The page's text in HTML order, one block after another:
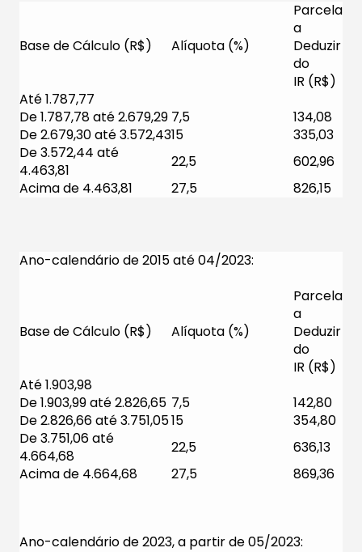
Base de Cálculo (R$) Alíquota (%)
Parcela
a
Deduzir
do
IR (R$)
Até 1.787,77
De 1.787,78 até 2.679,29 7,5
134,08
De 2.679,30 até 3.572,4315
335,03
De 3.572,44 até
4.463,81
22,5
602,96
Acima de 4.463,81
27,5 826,15
Ano-calendário de 2015 até 04/2023:
Base de Cálculo (R$) Alíquota (%)
Parcela
a
Deduzir
do
IR (R$)
Até 1.903,98
De 1.903,99 até 2.826,65 7,5
142,80
De 2.826,66 até 3.751,0515
354,80
De 3.751,06 até
4.664,68
22,5
636,13
Acima de 4.664,68
27,5 869,36
Ano-calendário de 2023, a partir de 05/2023: